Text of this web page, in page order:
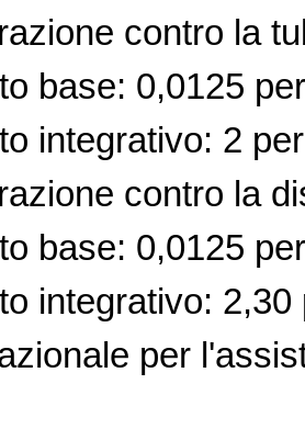
contro la
base: 0,0125
integrativo: 2
contro la
base: 0,0125
integrativo: 2,30
per